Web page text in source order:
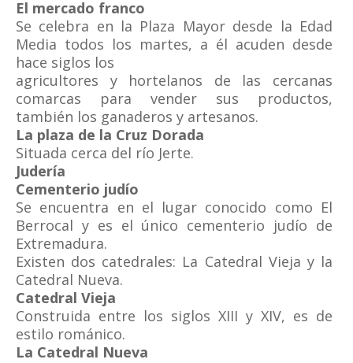
El mercado franco
Se celebra en la Plaza Mayor desde la Edad
Media todos los martes, a él acuden desde
hace siglos los
agricultores y hortelanos de las cercanas
comarcas para vender sus productos,
también los ganaderos y artesanos.
La plaza de la Cruz Dorada
Situada cerca del río Jerte.
Judería
Cementerio judío
Se encuentra en el lugar conocido como El
Berrocal y es el único cementerio judío de
Extremadura.
Existen dos catedrales: La Catedral Vieja y la
Catedral Nueva.
Catedral Vieja
Construida entre los siglos XIII y XIV, es de
estilo románico.
La Catedral Nueva